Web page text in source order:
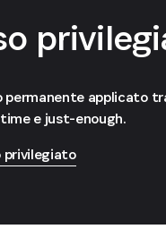
permanente applicato
e just-enough.
privilegiato